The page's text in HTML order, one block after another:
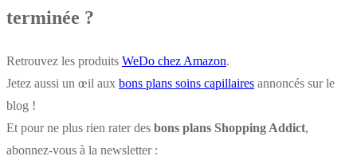
terminée ?
Retrouvez les produits WeDo chez Amazon.
Jetez aussi un œil aux bons plans soins capillaires annoncés sur le
blog !
Et pour ne plus rien rater des bons plans Shopping Addict,
abonnez-vous à la newsletter :